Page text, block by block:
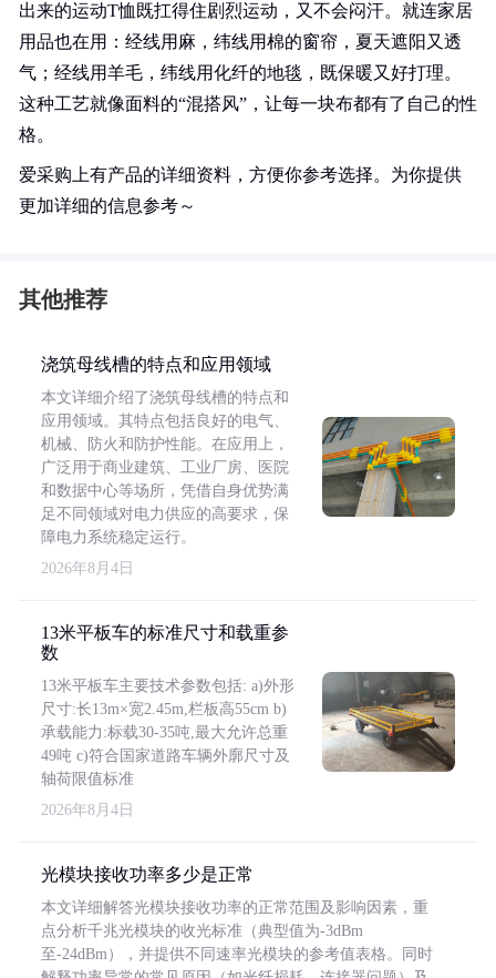
出来的运动T恤既扛得住剧烈运动，又不会闷汗。就连家居
用品也在用：经线用麻，纬线用棉的窗帘，夏天遮阳又透
气；经线用羊毛，纬线用化纤的地毯，既保暖又好打理。
这种工艺就像面料的“混搭风”，让每一块布都有了自己的性
格。
爱采购上有产品的详细资料，方便你参考选择。为你提供
更加详细的信息参考～
其他推荐
浇筑母线槽的特点和应用领域
本文详细介绍了浇筑母线槽的特点和
应用领域。其特点包括良好的电气、
机械、防火和防护性能。在应用上，
广泛用于商业建筑、工业厂房、医院
和数据中心等场所，凭借自身优势满
足不同领域对电力供应的高要求，保
障电力系统稳定运行。
2026年8月4日
13米平板车的标准尺寸和载重参
数
13米平板车主要技术参数包括: a)外形
尺寸:长13m×宽2.45m,栏板高55cm b)
承载能力:标载30-35吨,最大允许总重
49吨 c)符合国家道路车辆外廓尺寸及
轴荷限值标准
2026年8月4日
光模块接收功率多少是正常
本文详细解答光模块接收功率的正常范围及影响因素，重
点分析千兆光模块的收光标准（典型值为-3dBm
至-24dBm），并提供不同速率光模块的参考值表格。同时